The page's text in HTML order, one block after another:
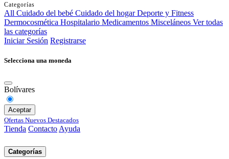
Categorías
All Cuidado del bebé Cuidado del hogar Deporte y Fitness
Dermocosmética Hospitalario Medicamentos Misceláneos Ver todas
las categorías
Iniciar Sesión Registrarse
Selecciona una moneda
Bolívares
Aceptar
Ofertas Nuevos Destacados
Tienda Contacto Ayuda
Categorías